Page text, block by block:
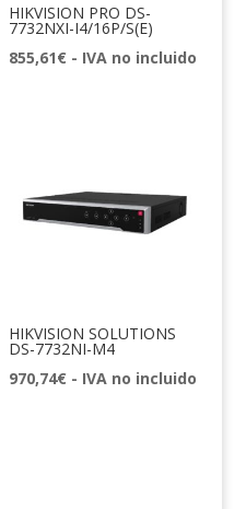
HIKVISION PRO DS-
7732NXI-I4/16P/S(E)
855,61€ - IVA no incluido
HIKVISION SOLUTIONS
DS-7732NI-M4
970,74€ - IVA no incluido